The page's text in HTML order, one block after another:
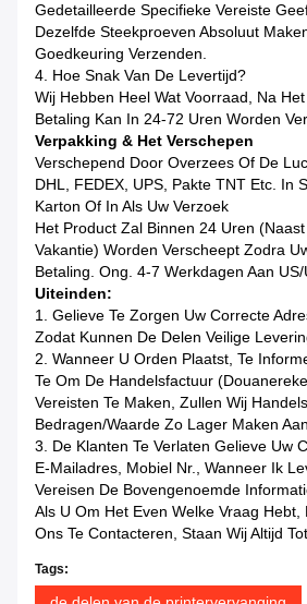
Gedetailleerde Specifieke Vereiste
Dezelfde Steekproeven Absoluut
Goedkeuring Verzenden.
4. Hoe Snak Van De Levertijd?
Wij Hebben Heel Wat Voorraad, Na
Betaling Kan In 24-72 Uren Worden
Verpakking & Het Verschepen
Verschepend Door Overzees Of De
DHL, FEDEX, UPS, Pakte TNT Etc. In
Karton Of In Als Uw Verzoek
Het Product Zal Binnen 24 Uren
Vakantie) Worden Verscheept Zodra
Betaling. Ong. 4-7 Werkdagen Aan US/
Uiteinden:
1. Gelieve Te Zorgen Uw Correcte
Zodat Kunnen De Delen Veilige
2. Wanneer U Orden Plaatst, Te
Te Om De Handelsfactuur
Vereisten Te Maken, Zullen Wij
Bedragen/waarde Zo Lager Maken
3. De Klanten Te Verlaten Gelieve Uw
E-Mailadres, Mobiel Nr., Wanneer Ik
Vereisen De Bovengenoemde
Als U Om Het Even Welke Vraag Hebt,
Ons Te Contacteren, Staan Wij Altijd
Tags: